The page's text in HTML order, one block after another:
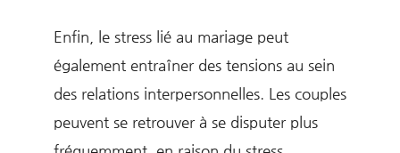
Enfin, le stress lié au mariage peut
également entraîner des tensions au sein
des relations interpersonnelles. Les couples
peuvent se retrouver à se disputer plus